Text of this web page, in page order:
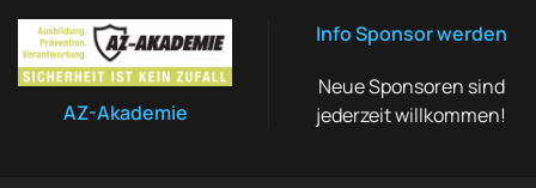
AZ-Akademie
Info Sponsor werden
Neue Sponsoren sind
jederzeit willkommen!